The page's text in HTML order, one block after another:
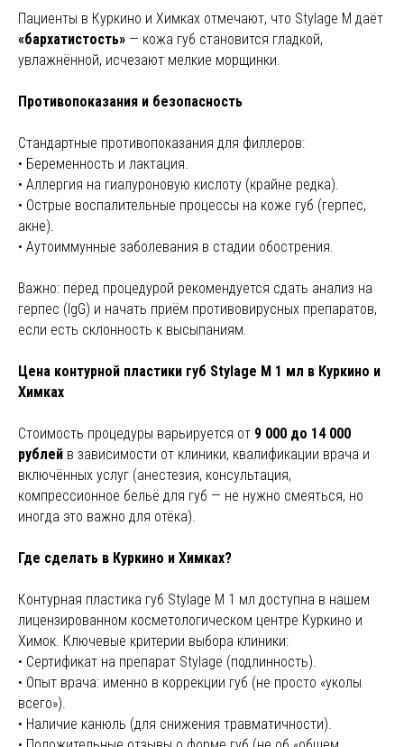
Пациенты в Куркино и Химках отмечают, что Stylage M даёт
«бархатистость» — кожа губ становится гладкой,
увлажнённой, исчезают мелкие морщинки.
Противопоказания и безопасность
Стандартные противопоказания для филлеров:
• Беременность и лактация.
• Аллергия на гиалуроновую кислоту (крайне редка).
• Острые воспалительные процессы на коже губ (герпес,
акне).
• Аутоиммунные заболевания в стадии обострения.
Важно: перед процедурой рекомендуется сдать анализ на
герпес (IgG) и начать приём противовирусных препаратов,
если есть склонность к высыпаниям.
Цена контурной пластики губ Stylage M 1 мл в Куркино и
Химках
Стоимость процедуры варьируется от 9 000 до 14 000
рублей в зависимости от клиники, квалификации врача и
включённых услуг (анестезия, консультация,
компрессионное бельё для губ — не нужно смеяться, но
иногда это важно для отёка).
Где сделать в Куркино и Химках?
Контурная пластика губ Stylage M 1 мл доступна в нашем
лицензированном косметологическом центре Куркино и
Химок. Ключевые критерии выбора клиники:
• Сертификат на препарат Stylage (подлинность).
• Опыт врача: именно в коррекции губ (не просто «уколы
всего»).
• Наличие канюль (для снижения травматичности).